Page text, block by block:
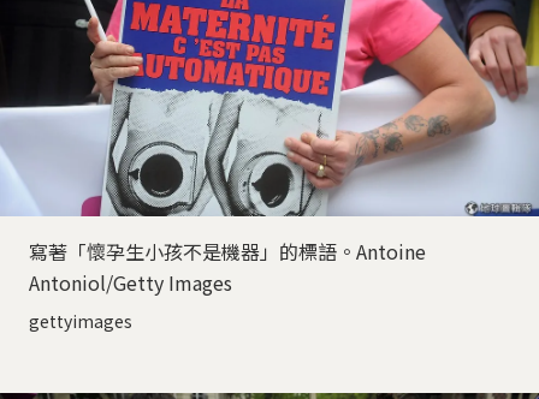
寫著「懷孕生小孩不是機器」的標語。Antoine
Antoniol/Getty Images
gettyimages